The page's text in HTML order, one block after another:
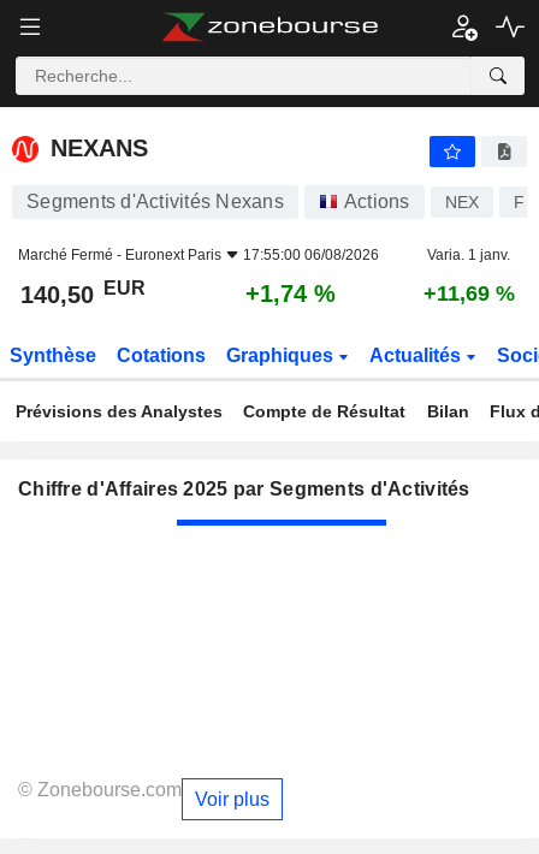
NEXANS
NEXANS
Segments d'Activités Nexans Actions NEX
Marché Fermé - Euronext Paris 17:55:00 06/08/2026 Varia. 1 janv.
140,50 EUR +1,74 % +11,69 %
Synthèse Cotations Graphiques Actualités
Prévisions des Analystes Compte de Résultat Bilan Flux
Chiffre d'Affaires 2025 par Segments d'Activités
© Zonebourse.com Voir plus